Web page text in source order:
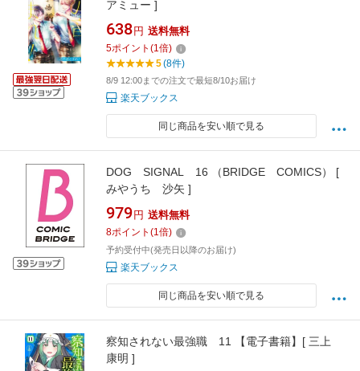
アミュー ]
638 円 送料無料
5ポイント (1倍)
5(8件)
8/9 12:00までの注文で最短8/10お届け
楽天ブックス
同じ商品を安い順で見る
DOG SIGNAL 16 （BRIDGE COMICS） [
みやうち 沙矢 ]
979 円 送料無料
8ポイント (1倍)
予約受付中(発売日以降のお届け)
楽天ブックス
同じ商品を安い順で見る
察知されない最強職 11 【電子書籍】[ 三上
康明 ]